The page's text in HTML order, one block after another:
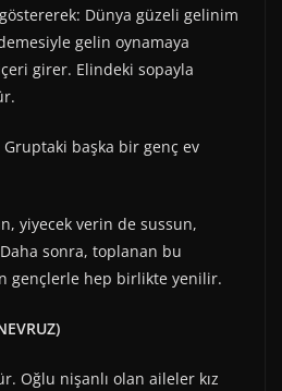
Dünya güzeli gelinim
gelin oynamaya
girer. Elindeki sopayla
başka bir genç ev
yiyecek verin de sussun,
sonra, toplanan bu
gençlerle hep birlikte yenilir.
Oğlu nişanlı olan aileler kız